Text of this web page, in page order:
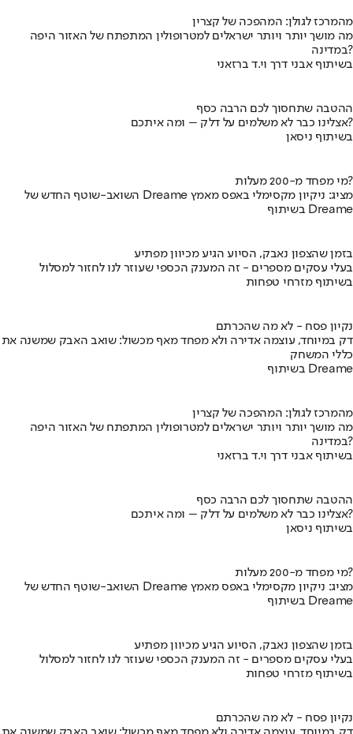
מהמרכז לגולן: המהפכה של קצרין
מה מושך יותר ויותר ישראלים למטרופולין המתפתח של האזור היפה
במדינה?
בשיתוף אבני דרך וי.ד ברזאני
ההטבה שתחסוך לכם הרבה כסף
אצלינו כבר לא משלמים על דלק – ומה איתכם?
בשיתוף ניסאן
מי מפחד מ-200 מעלות?
השואב-שוטף החדש של Dreame מציג: ניקיון מקסימלי באפס מאמץ
בשיתוף Dreame
בזמן שהצפון נאבק, הסיוע הגיע מכיוון מפתיע
בעלי עסקים מספרים - זה המענק הכספי שעוזר לנו לחזור למסלול
בשיתוף מזרחי טפחות
נקיון פסח - לא מה שהכרתם
דק במיוחד, עוצמה אדירה ולא מפחד מאף מכשול: שואב האבק שמשנה את
כללי המשחק
בשיתוף Dreame
מהמרכז לגולן: המהפכה של קצרין
מה מושך יותר ויותר ישראלים למטרופולין המתפתח של האזור היפה
במדינה?
בשיתוף אבני דרך וי.ד ברזאני
ההטבה שתחסוך לכם הרבה כסף
אצלינו כבר לא משלמים על דלק – ומה איתכם?
בשיתוף ניסאן
מי מפחד מ-200 מעלות?
השואב-שוטף החדש של Dreame מציג: ניקיון מקסימלי באפס מאמץ
בשיתוף Dreame
בזמן שהצפון נאבק, הסיוע הגיע מכיוון מפתיע
בעלי עסקים מספרים - זה המענק הכספי שעוזר לנו לחזור למסלול
בשיתוף מזרחי טפחות
נקיון פסח - לא מה שהכרתם